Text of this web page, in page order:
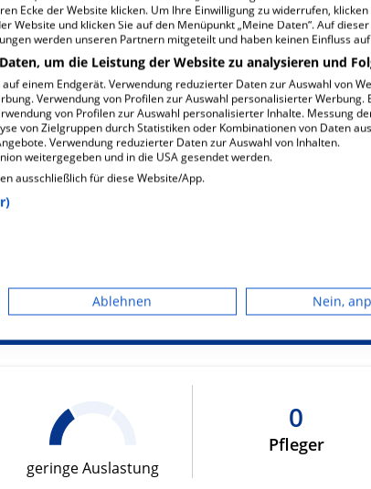
Ernährungsbedarf
geringe Auslastung
0
Pfleger
Ecke der Website klicken. Um Ihre Einwilligung zu widerrufen, klicken
Website und klicken Sie auf den Menüpunkt „Meine Daten“. Auf
werden unseren Partnern mitgeteilt und haben keinen Einfluss
um die Leistung der Website zu analysieren und
einem Endgerät. Verwendung reduzierter Daten zur Auswahl von
Verwendung von Profilen zur Auswahl personalisierter Werbung.
von Profilen zur Auswahl personalisierter Inhalte. Messung
von Zielgruppen durch Statistiken oder Kombinationen von Daten
Verwendung reduzierter Daten zur Auswahl von Inhalten.
weitergegeben und in die USA gesendet werden.
ausschließlich für diese Website/App.
Auswahl von Werbeanzeigen
personalisierter Werbung
von Inhalten
personalisierter Inhalte
Ablehnen Nein,